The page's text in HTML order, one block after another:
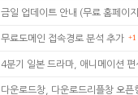
금일 업데이트 안내 (무료 홈페이
무료도메인 접속경로 분석 추가 +1
4분기 일본 드라마, 애니메이션
다운로드창, 다운로드리플창 오픈